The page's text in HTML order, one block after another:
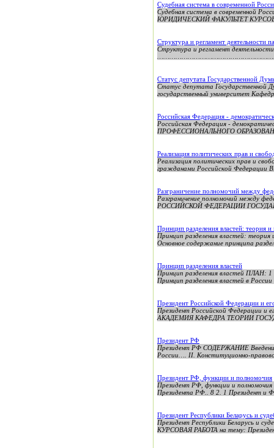
Судебная система в современной
Судебная система в современной
ЮРИДИЧЕСКИЙ ФАКУЛЬТЕТ
Структура и регламент деятельности
Структура и регламент
Статус депутата Государственной
Статус депутата Государственной
государственный университет
Российская Федерация -
Российская Федерация -
ПРОФЕССИОНАЛЬНОГО
Реализация политических прав и
Реализация политических прав и
гражданами Российской
Разграничение полномочий между
Разграничение полномочий между
РОССИЙСКОЙ ФЕДЕРАЦИИ
Принцип разделения властей: теория и
Принцип разделения властей:
Основное содержание принципа
Принцип разделения властей
Принцип разделения властей ПЛАН: 1
Принцип разделения властей в
Президент Российской Федерации и
Президент Российской
АКАДЕМИЯ КАФЕДРА ТЕОРИИ
Президент РФ
Президент РФ СОДЕРЖАНИЕ
России…. II. Конституционно-
Президент РФ, функции и полномочия
Президент РФ, функции и полномочия
Президента РФ.. 8 2. 1 Президент и
Президент Республики Беларусь и
Президент Республики Беларусь
КУРСОВАЯ РАБОТА на тему: